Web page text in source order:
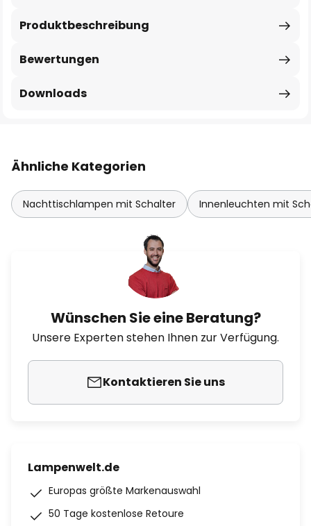
Produktbeschreibung
Bewertungen
Downloads
Ähnliche Kategorien
Nachttischlampen mit Schalter Innenleuchten mit
Wünschen Sie eine Beratung?
Unsere Experten stehen Ihnen zur Verfügung.
Kontaktieren Sie uns
Lampenwelt.de
Europas größte Markenauswahl
50 Tage kostenlose Retoure